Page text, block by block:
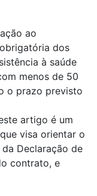
ao
dos
à saúde
menos de 50
o prazo previsto
artigo é um
visa orientar o
Declaração de
contrato, e